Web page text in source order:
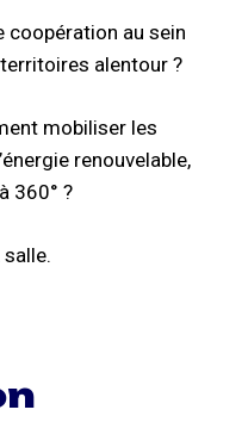
coopération au sein
alentour ?
mobiliser les
renouvelable,
360° ?